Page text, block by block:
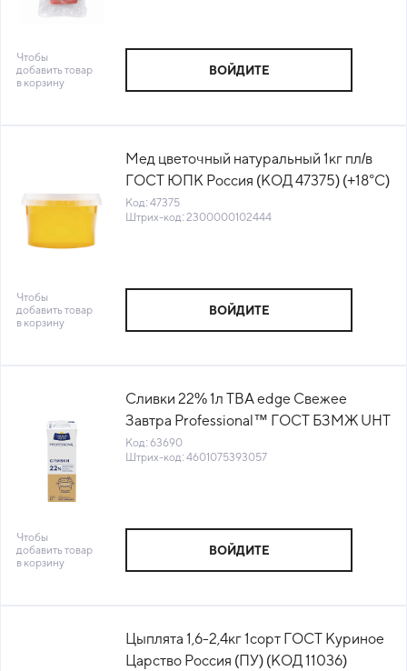
Чтобы
добавить товар
в корзину
ВОЙДИТЕ
Мед цветочный натуральный 1кг пл/в
ГОСТ ЮПК Россия (КОД 47375) (+18°С)
Код: 47375
Штрих-код: 2300000102444
Чтобы
добавить товар
в корзину
ВОЙДИТЕ
Сливки 22% 1л TBA edge Свежее
Завтра Professional™ ГОСТ БЗМЖ UHT
Несвижский ЗДП Беларусь(КОД
63690) (0°С)
Код: 63690
Штрих-код: 4601075393057
Чтобы
добавить товар
в корзину
ВОЙДИТЕ
Цыплята 1,6-2,4кг 1сорт ГОСТ Куриное
Царство Россия (ПУ) (КОД 11036)